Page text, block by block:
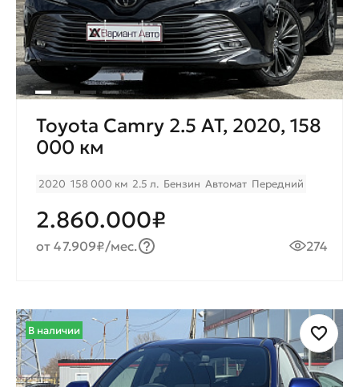
Toyota Camry 2.5 AT, 2020, 158
000 км
2020 158 000 км 2.5 л. Бензин Автомат Передний
2.860.000₽
от 47.909₽/мес. 274
В наличии